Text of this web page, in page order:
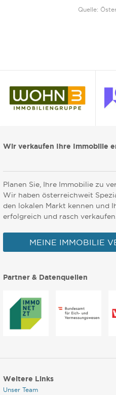
Quelle:
Wir verkaufen Ihre Immobilie
Planen Sie, Ihre Immobilie zu
Wir haben österreichweit
den lokalen Markt kennen und
erfolgreich und rasch verkaufen.
MEINE IMMOBILIE
Partner & Datenquellen
Weitere Links
Unser Team